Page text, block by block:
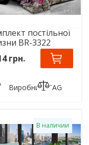
постільної
BR-3322
грн.
Виробник: TAG
В наличии